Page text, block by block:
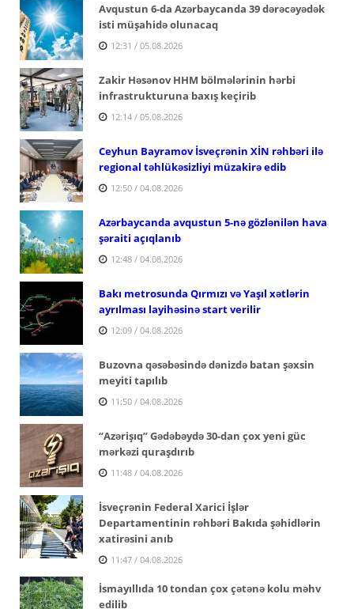
Avqustun 6-da Azərbaycanda 39 dərəcəyədək
isti müşahidə olunacaq
12:31 / 05.08.2026
Zakir Həsənov HHM bölmələrinin hərbi
infrastrukturuna baxış keçirib
12:14 / 05.08.2026
Ceyhun Bayramov İsveçrənin XİN rəhbəri ilə
regional təhlükəsizliyi müzakirə edib
12:50 / 04.08.2026
Azərbaycanda avqustun 5-nə gözlənilən hava
şəraiti açıqlanıb
12:48 / 04.08.2026
Bakı metrosunda Qırmızı və Yaşıl xətlərin
ayrılması layihəsinə start verilir
12:09 / 04.08.2026
Buzovna qəsəbəsində dənizdə batan şəxsin
meyiti tapılıb
11:50 / 04.08.2026
“Azərişıq” Gədəbəydə 30-dan çox yeni güc
mərkəzi quraşdırıb
11:48 / 04.08.2026
İsveçrənin Federal Xarici İşlər
Departamentinin rəhbəri Bakıda şəhidlərin
xatirəsini anıb
11:47 / 04.08.2026
İsmayıllıda 10 tondan çox çətənə kolu məhv
edilib